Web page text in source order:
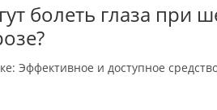
болеть глаза при
Эффективное и доступное